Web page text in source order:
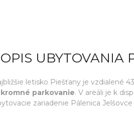
UBYTOVANIA
letisko Piešťany je vzdialené
parkovanie. V areáli je k
zariadenie Pálenica